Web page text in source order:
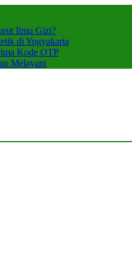
Ilmu Gizi?
di Yogyakarta
Kode OTP
Melayani